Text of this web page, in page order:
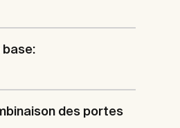
des portes